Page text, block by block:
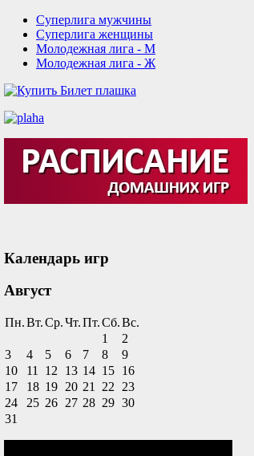
Суперлига мужчины
Суперлига женщины
Молодежная лига - М
Молодежная лига - Ж
Календарь игр
Август
Пн.Вт.Ср.Чт.Пт.Сб.Вс.
1
2
3
4 5 6 7 8
9
10
11 12 13 14 15 16
17
18 19 20 21 22
23
24
25 26 27 28 29 30
31